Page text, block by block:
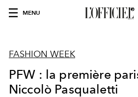
MENU
FASHION WEEK
PFW : la première
Niccolò Pasqualetti